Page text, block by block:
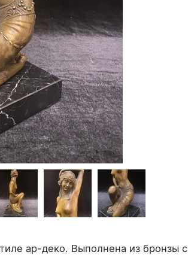
ар-деко. Выполнена из бронзы с